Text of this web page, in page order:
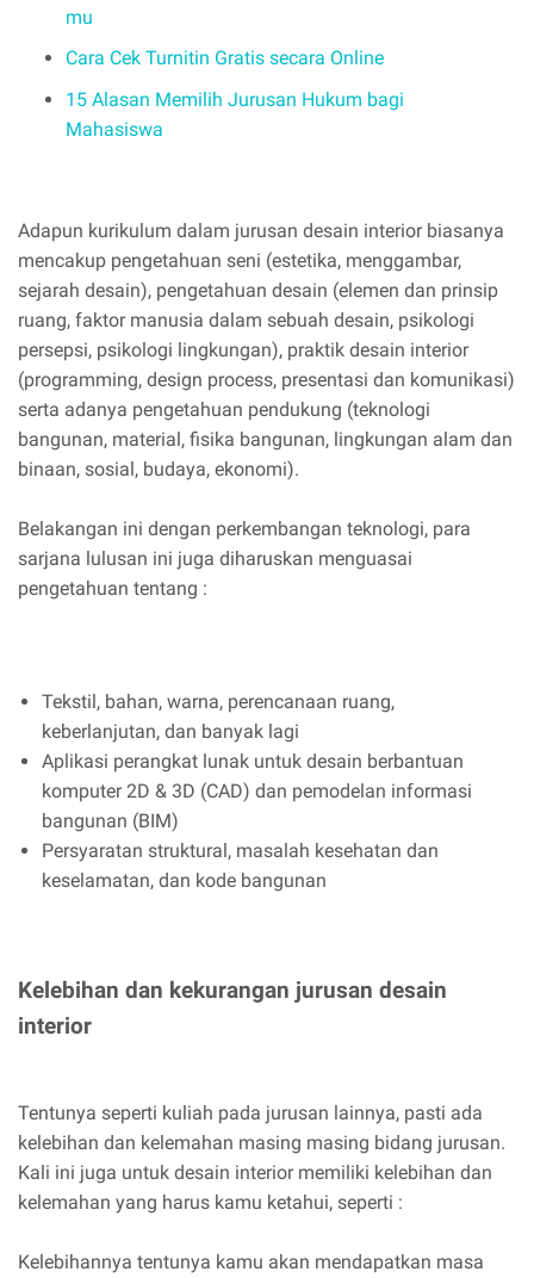
mu
Cara Cek Turnitin Gratis secara Online
15 Alasan Memilih Jurusan Hukum bagi
Mahasiswa
Adapun kurikulum dalam jurusan desain interior biasanya
mencakup pengetahuan seni (estetika, menggambar,
sejarah desain), pengetahuan desain (elemen dan prinsip
ruang, faktor manusia dalam sebuah desain, psikologi
persepsi, psikologi lingkungan), praktik desain interior
(programming, design process, presentasi dan komunikasi)
serta adanya pengetahuan pendukung (teknologi
bangunan, material, fisika bangunan, lingkungan alam dan
binaan, sosial, budaya, ekonomi).
Belakangan ini dengan perkembangan teknologi, para
sarjana lulusan ini juga diharuskan menguasai
pengetahuan tentang :
Tekstil, bahan, warna, perencanaan ruang,
keberlanjutan, dan banyak lagi
Aplikasi perangkat lunak untuk desain berbantuan
komputer 2D & 3D (CAD) dan pemodelan informasi
bangunan (BIM)
Persyaratan struktural, masalah kesehatan dan
keselamatan, dan kode bangunan
Kelebihan dan kekurangan jurusan desain
interior
Tentunya seperti kuliah pada jurusan lainnya, pasti ada
kelebihan dan kelemahan masing masing bidang jurusan.
Kali ini juga untuk desain interior memiliki kelebihan dan
kelemahan yang harus kamu ketahui, seperti :
Kelebihannya tentunya kamu akan mendapatkan masa